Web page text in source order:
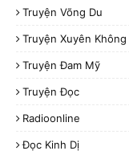
Truyện Võng Du
Truyện Xuyên Không
Truyện Đam Mỹ
Truyện Đọc
Radioonline
Đọc Kinh Dị